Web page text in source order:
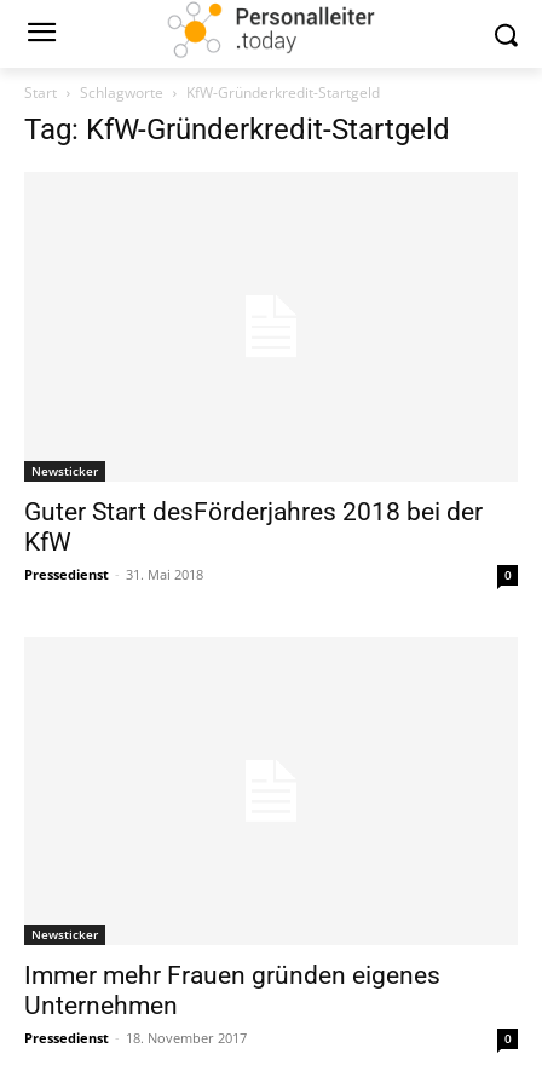
Start Schlagworte KfW-Gründerkredit-Startgeld
Tag: KfW-Gründerkredit-Startgeld
Newsticker
Guter Start desFörderjahres 2018 bei der
KfW
Pressedienst - 31. Mai 2018 0
Newsticker
Immer mehr Frauen gründen eigenes
Unternehmen
Pressedienst - 18. November 2017 0